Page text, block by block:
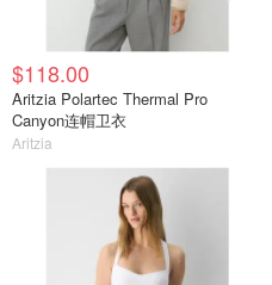
$118.00
Aritzia Polartec Thermal Pro
Canyon连帽卫衣
Aritzia